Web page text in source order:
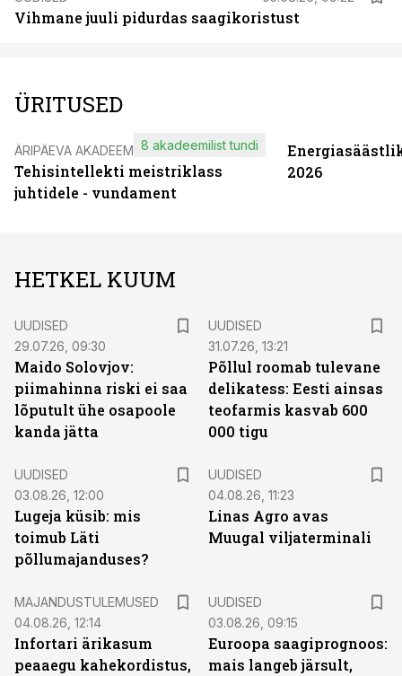
Vihmane juuli pidurdas saagikoristust
ÜRITUSED
ÄRIPÄEVA AKADEEMIA
Tehisintellekti meistriklass
juhtidele - vundament
8 akadeemilist tundi
2026
HETKEL KUUM
UUDISED
29.07.26, 09:30
Maido Solovjov:
piimahinna riski ei saa
lõputult ühe osapoole
kanda jätta
UUDISED
31.07.26, 13:21
Põllul roomab tulevane
delikatess: Eesti ainsas
teofarmis kasvab 600
000 tigu
UUDISED
03.08.26, 12:00
Lugeja küsib: mis
toimub Läti
põllumajanduses?
UUDISED
04.08.26, 11:23
Linas Agro avas
Muugal viljaterminali
MAJANDUSTULEMUSED
04.08.26, 12:14
Infortari ärikasum
peaaegu kahekordistus,
UUDISED
03.08.26, 09:15
Euroopa saagiprognoos:
mais langeb järsult,